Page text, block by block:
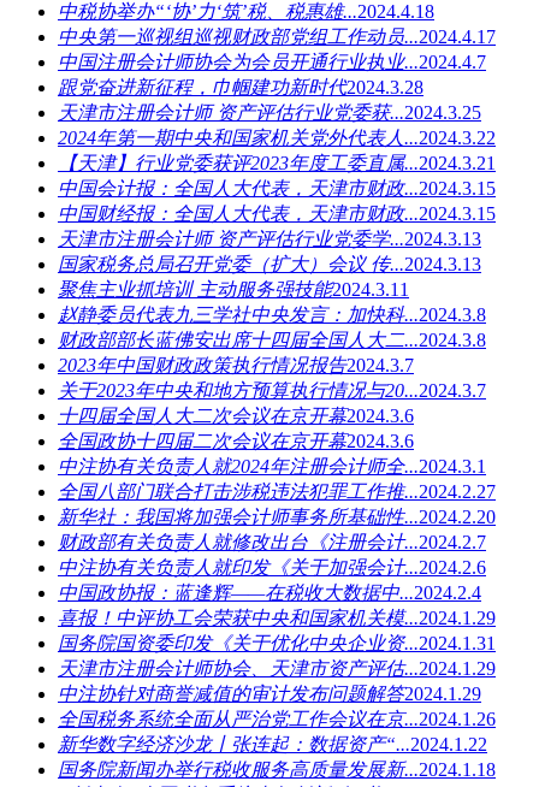
中税协举办“‘协’力‘筑’税、税惠雄...2024.4.18
中央第一巡视组巡视财政部党组工作动员...2024.4.17
中国注册会计师协会为会员开通行业执业...2024.4.7
跟党奋进新征程，巾帼建功新时代2024.3.28
天津市注册会计师 资产评估行业党委获...2024.3.25
2024年第一期中央和国家机关党外代表人...2024.3.22
【天津】行业党委获评2023年度工委直属...2024.3.21
中国会计报：全国人大代表，天津市财政...2024.3.15
中国财经报：全国人大代表，天津市财政...2024.3.15
天津市注册会计师 资产评估行业党委学...2024.3.13
国家税务总局召开党委（扩大）会议 传...2024.3.13
聚焦主业抓培训 主动服务强技能2024.3.11
赵静委员代表九三学社中央发言：加快科...2024.3.8
财政部部长蓝佛安出席十四届全国人大二...2024.3.8
2023年中国财政政策执行情况报告2024.3.7
关于2023年中央和地方预算执行情况与20...2024.3.7
十四届全国人大二次会议在京开幕2024.3.6
全国政协十四届二次会议在京开幕2024.3.6
中注协有关负责人就2024年注册会计师全...2024.3.1
全国八部门联合打击涉税违法犯罪工作推...2024.2.27
新华社：我国将加强会计师事务所基础性...2024.2.20
财政部有关负责人就修改出台《注册会计...2024.2.7
中注协有关负责人就印发《关于加强会计...2024.2.6
中国政协报：蓝逢辉——在税收大数据中...2024.2.4
喜报！中评协工会荣获中央和国家机关模...2024.1.29
国务院国资委印发《关于优化中央企业资...2024.1.31
天津市注册会计师协会、天津市资产评估...2024.1.29
中注协针对商誉减值的审计发布问题解答2024.1.29
全国税务系统全面从严治党工作会议在京...2024.1.26
新华数字经济沙龙丨张连起：数据资产“...2024.1.22
国务院新闻办举行税收服务高质量发展新...2024.1.18